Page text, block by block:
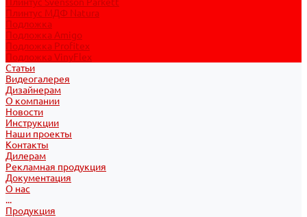
Плинтус МДФ Natura
Подложка
Подложка Amigo
Подложка Profitex
Подложка VinyFlex
Статьи
Видеогалерея
Дизайнерам
О компании
Новости
Инструкции
Наши проекты
Контакты
Дилерам
Рекламная продукция
Документация
О нас
...
Продукция